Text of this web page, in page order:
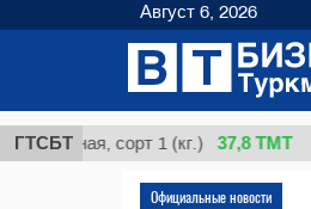
ГТСБТ
сорт 1 (кг.) 37,8 ТМТ
Официальные новости
Август 6, 2026